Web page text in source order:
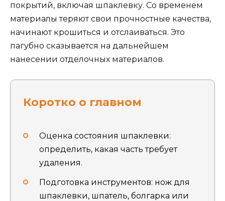
покрытий, включая шпаклевку. Со временем
материалы теряют свои прочностные качества,
начинают крошиться и отслаиваться. Это
пагубно сказывается на дальнейшем
нанесении отделочных материалов.
Коротко о главном
Оценка состояния шпаклевки:
определить, какая часть требует
удаления.
Подготовка инструментов: нож для
шпаклевки, шпатель, болгарка или